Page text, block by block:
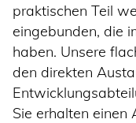
praktischen Teil
eingebunden, die
haben. Unsere
den direkten
Sie erhalten